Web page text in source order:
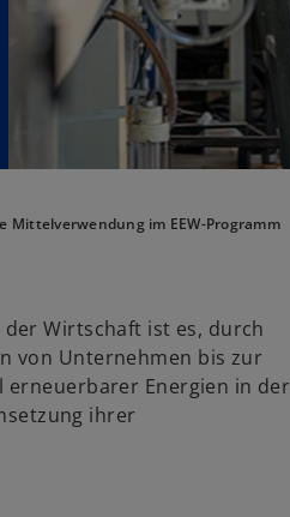
Mittelverwendung im EEW-Programm
Wirtschaft ist es, durch
von Unternehmen bis zur
Energien in der
ihrer